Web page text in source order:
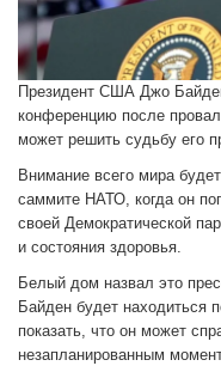
Президент США Джо
конференцию после
может решить судьбу его
Внимание всего мира
саммите НАТО, когда он
своей Демократической
и состояния здоровья.
Белый дом назвал это
Байден будет находиться
показать, что он может
незапланированным